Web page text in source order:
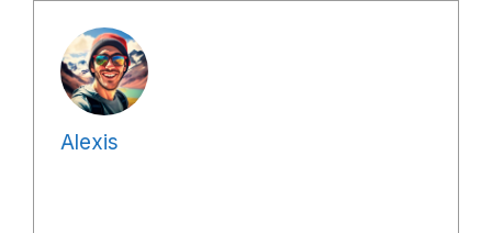
Alexis